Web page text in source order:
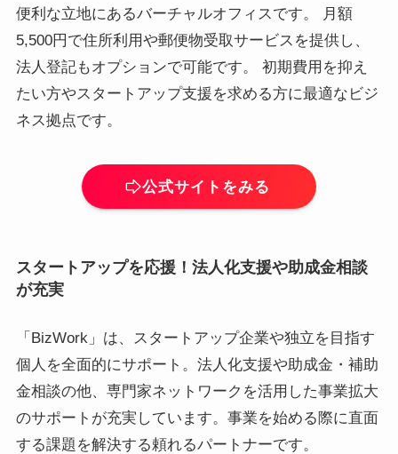
便利な立地にあるバーチャルオフィスです。 月額
5,500円で住所利用や郵便物受取サービスを提供し、
法人登記もオプションで可能です。 初期費用を抑え
たい方やスタートアップ支援を求める方に最適なビジ
ネス拠点です。
公式サイトをみる
スタートアップを応援！法人化支援や助成金相談
が充実
「BizWork」は、スタートアップ企業や独立を目指す
個人を全面的にサポート。法人化支援や助成金・補助
金相談の他、専門家ネットワークを活用した事業拡大
のサポートが充実しています。事業を始める際に直面
する課題を解決する頼れるパートナーです。